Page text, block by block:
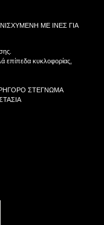
ΜΕ ΙΝΕΣ ΓΙΑ
επίπεδα κυκλοφορίας,
ΣΤΕΓΝΩΜΑ